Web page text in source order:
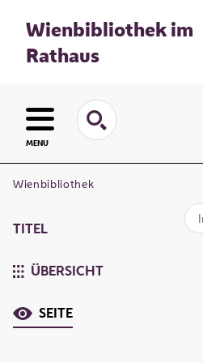
Wienbibliothek im
Rathaus
MENU
Wienbibliothek
TITEL
ÜBERSICHT
SEITE